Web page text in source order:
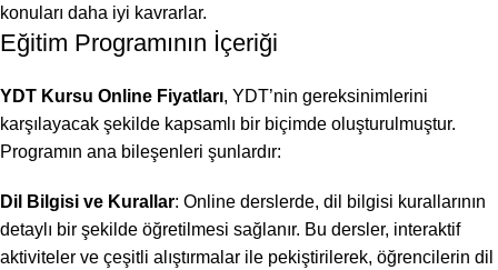
konuları daha iyi kavrarlar.
Eğitim Programının İçeriği
YDT Kursu Online Fiyatları, YDT’nin gereksinimlerini
karşılayacak şekilde kapsamlı bir biçimde oluşturulmuştur.
Programın ana bileşenleri şunlardır:
Dil Bilgisi ve Kurallar: Online derslerde, dil bilgisi kurallarının
detaylı bir şekilde öğretilmesi sağlanır. Bu dersler, interaktif
aktiviteler ve çeşitli alıştırmalar ile pekiştirilerek, öğrencilerin dil